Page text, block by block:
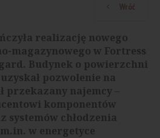
Wróć
realizację nowego
magazynowego w Fortress
Budynek o powierzchni
pozwolenie na
najemcy –
komponentów
systemów chłodzenia
w energetyce